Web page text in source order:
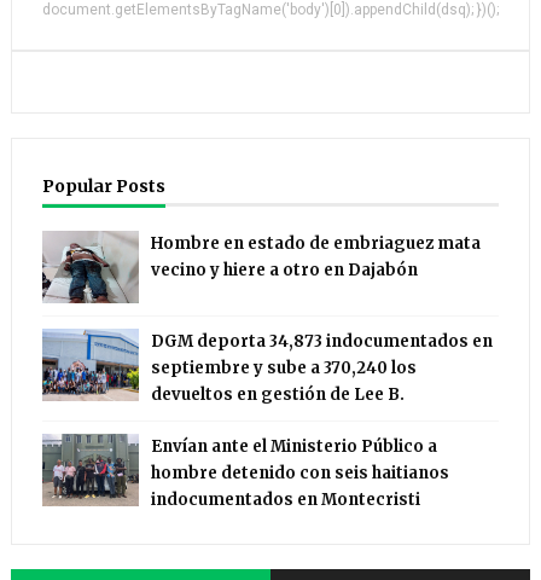
document.getElementsByTagName('body')[0]).appendChild(dsq); })();
Popular Posts
Hombre en estado de embriaguez mata
vecino y hiere a otro en Dajabón
DGM deporta 34,873 indocumentados en
septiembre y sube a 370,240 los
devueltos en gestión de Lee B.
Envían ante el Ministerio Público a
hombre detenido con seis haitianos
indocumentados en Montecristi